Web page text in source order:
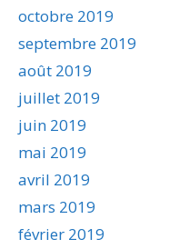
octobre 2019
septembre 2019
août 2019
juillet 2019
juin 2019
mai 2019
avril 2019
mars 2019
février 2019